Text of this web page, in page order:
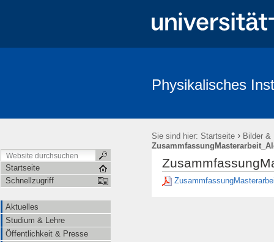
Physikalisches
Sie sind hier: Startseite › Bilder &
Startseite
Schnellzugriff
Aktuelles
Studium & Lehre
Öffentlichkeit & Presse